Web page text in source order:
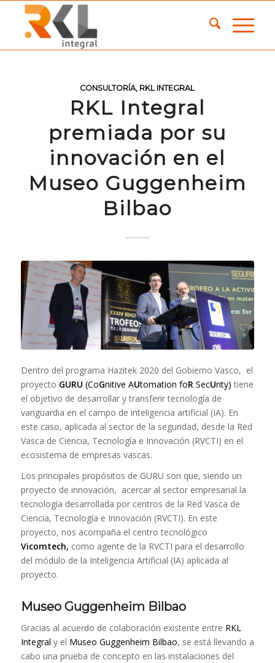
CONSULTORÍA, RKL INTEGRAL
RKL Integral
premiada por su
innovación en el
Museo Guggenheim
Bilbao
Dentro del programa Hazitek 2020 del Gobierno Vasco, el
proyecto GURU (CoGnitive AUtomation foR SecUrity) tiene
el objetivo de desarrollar y transferir tecnología de
vanguardia en el campo de inteligencia artificial (IA). En
este caso, aplicada al sector de la seguridad, desde la Red
Vasca de Ciencia, Tecnología e Innovación (RVCTI) en el
ecosistema de empresas vascas.
Los principales propósitos de GURU son que, siendo un
proyecto de innovación, acercar al sector empresarial la
tecnología desarrollada por centros de la Red Vasca de
Ciencia, Tecnología e Innovación (RVCTI). En este
proyecto, nos acompaña el centro tecnológico
Vicomtech, como agente de la RVCTI para el desarrollo
del módulo de la Inteligencia Artificial (IA) aplicada al
proyecto.
Museo Guggenheim Bilbao
Gracias al acuerdo de colaboración existente entre RKL
Integral y el Museo Guggenheim Bilbao, se está llevando a
cabo una prueba de concepto en las instalaciones del